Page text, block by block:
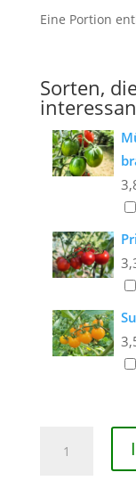
Eine Portion
Sorten,
Menge